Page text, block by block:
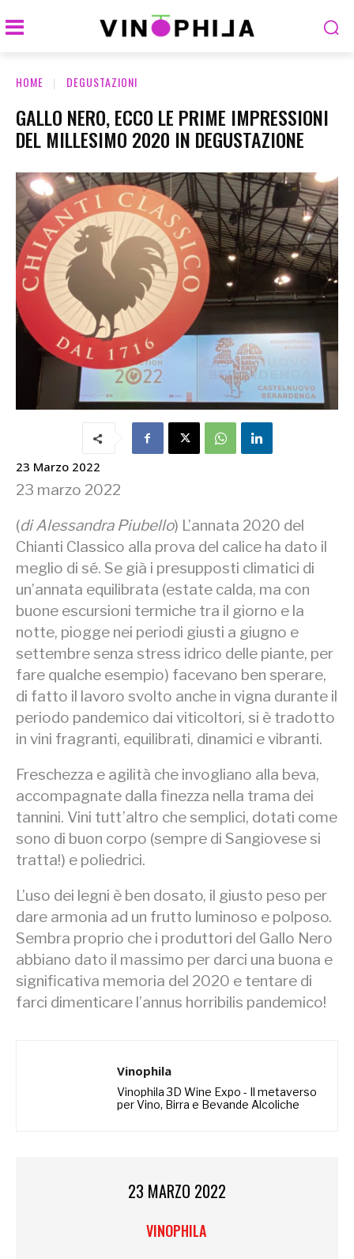
HOME DEGUSTAZIONI
GALLO NERO, ECCO LE PRIME IMPRESSIONI
DEL MILLESIMO 2020 IN DEGUSTAZIONE
23 Marzo 2022
23 marzo 2022
(di Alessandra Piubello) L’annata 2020 del
Chianti Classico alla prova del calice ha dato il
meglio di sé. Se già i presupposti climatici di
un’annata equilibrata (estate calda, ma con
buone escursioni termiche tra il giorno e la
notte, piogge nei periodi giusti a giugno e
settembre senza stress idrico delle piante, per
fare qualche esempio) facevano ben sperare,
di fatto il lavoro svolto anche in vigna durante il
periodo pandemico dai viticoltori, si è tradotto
in vini fragranti, equilibrati, dinamici e vibranti.
Freschezza e agilità che invogliano alla beva,
accompagnate dalla finezza nella trama dei
tannini. Vini tutt’altro che semplici, dotati come
sono di buon corpo (sempre di Sangiovese si
tratta!) e poliedrici.
L’uso dei legni è ben dosato, il giusto peso per
dare armonia ad un frutto luminoso e polposo.
Sembra proprio che i produttori del Gallo Nero
abbiano dato il massimo per darci una buona e
significativa memoria del 2020 e tentare di
farci dimenticare l’annus horribilis pandemico!
Vinophila
Vinophila 3D Wine Expo - Il metaverso
per Vino, Birra e Bevande Alcoliche
23 MARZO 2022
VINOPHILA